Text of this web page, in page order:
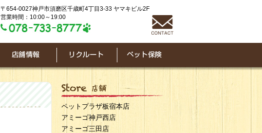
〒654-0027神戸市須磨区千歳町4丁目3-33 ヤマキビル2F
営業時間：10:00～19:00
ペットプラザ板宿本店
アミーゴ神戸西店
アミーゴ三田店